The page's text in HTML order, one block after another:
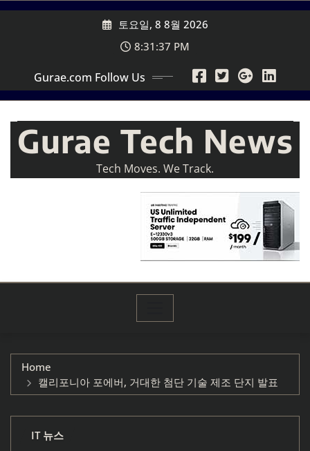
Skip
토요일, 8 8월 2026
8:31:39 PM
Gurae.com Follow Us
Gurae Tech News
Tech Moves. We Track.
Home
캘리포니아 포에버, 거대한 첨단 기술 제조 단지 발표
IT 뉴스